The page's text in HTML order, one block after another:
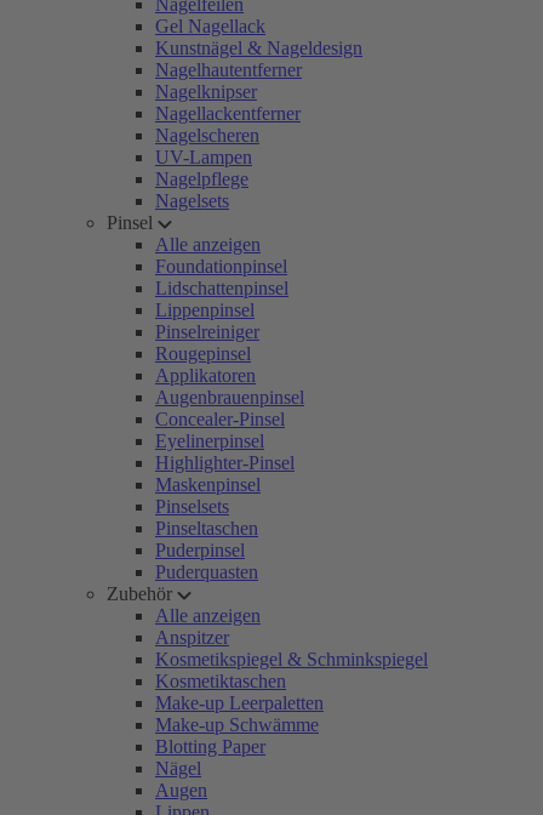
Nagelfeilen
Gel Nagellack
Kunstnägel & Nageldesign
Nagelhautentferner
Nagelknipser
Nagellackentferner
Nagelscheren
UV-Lampen
Nagelpflege
Nagelsets
Pinsel
Alle anzeigen
Foundationpinsel
Lidschattenpinsel
Lippenpinsel
Pinselreiniger
Rougepinsel
Applikatoren
Augenbrauenpinsel
Concealer-Pinsel
Eyelinerpinsel
Highlighter-Pinsel
Maskenpinsel
Pinselsets
Pinseltaschen
Puderpinsel
Puderquasten
Zubehör
Alle anzeigen
Anspitzer
Kosmetikspiegel & Schminkspiegel
Kosmetiktaschen
Make-up Leerpaletten
Make-up Schwämme
Blotting Paper
Nägel
Augen